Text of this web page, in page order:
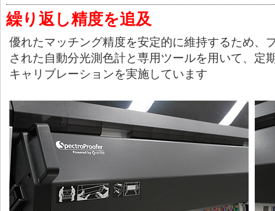
繰り返し精度を追及
優れたマッチング精度を安定的に維持するため、
された自動分光測色計と専用ツールを用いて、定
キャリブレーションを実施しています